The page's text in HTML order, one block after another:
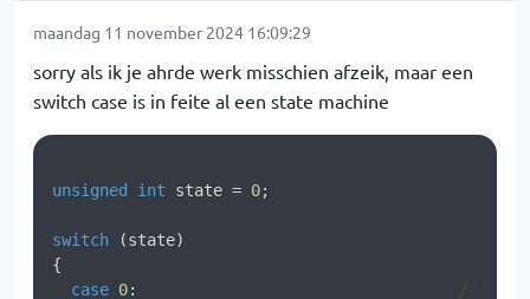
maandag 11 november 2024 16:09:29
sorry als ik je ahrde werk misschien afzeik, maar een
switch case is in feite al een state machine
unsigned int state = 0;
switch (state)
{
case 0:
// init